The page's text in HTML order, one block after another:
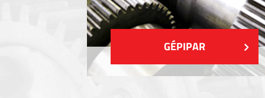
GÉPIPAR